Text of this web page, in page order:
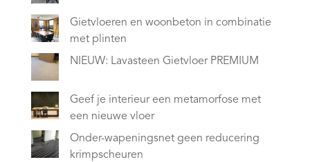
Gietvloeren en woonbeton in combinatie
met plinten
NIEUW: Lavasteen Gietvloer PREMIUM
Geef je interieur een metamorfose met
een nieuwe vloer
Onder-wapeningsnet geen reducering
krimpscheuren